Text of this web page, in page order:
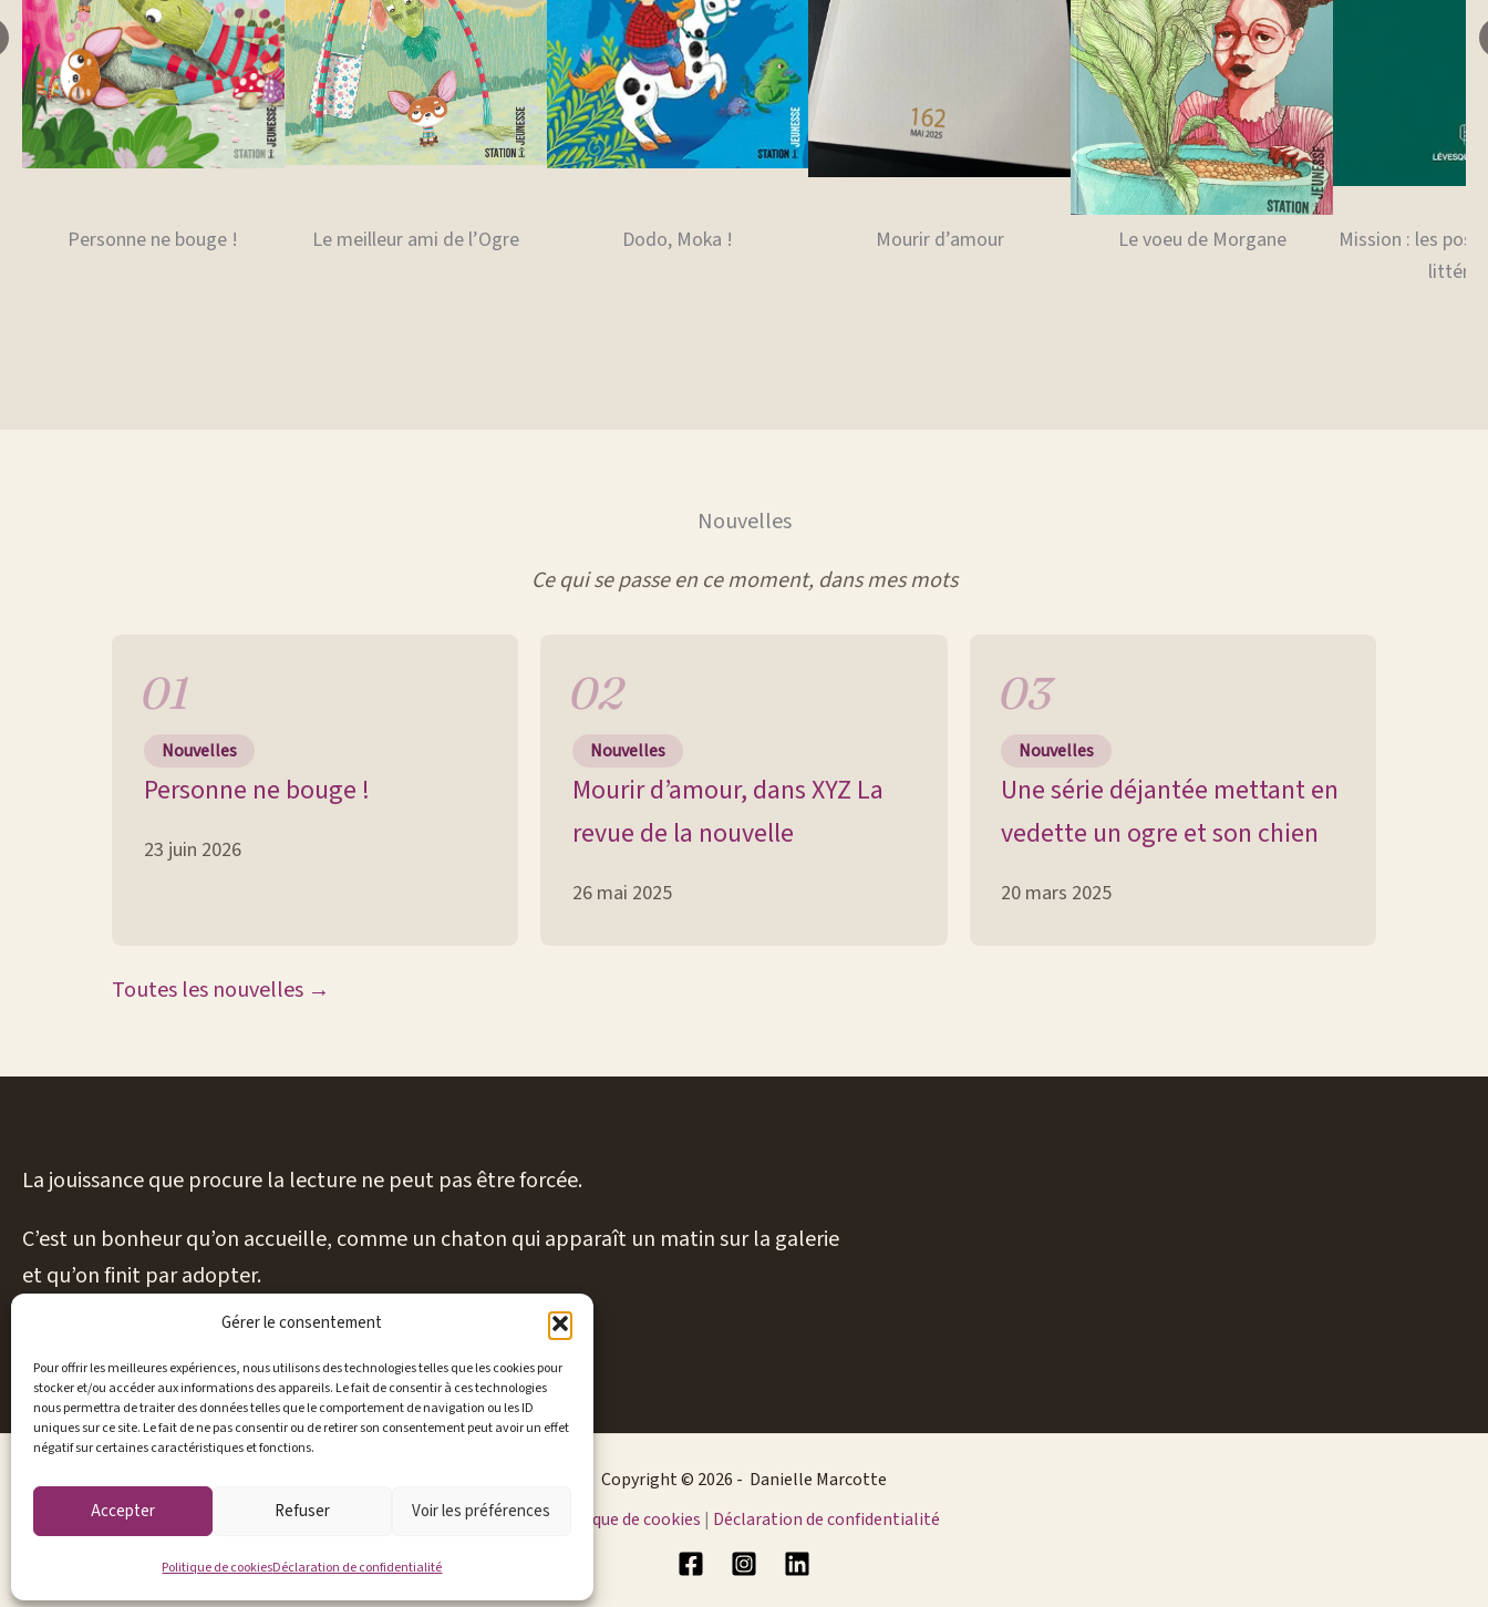
Gérer le consentement
Pour offrir les meilleures expériences, nous utilisons des technologies telles que les cookies pour
stocker et/ou accéder aux informations des appareils. Le fait de consentir à ces technologies
nous permettra de traiter des données telles que le comportement de navigation ou les ID
uniques sur ce site. Le fait de ne pas consentir ou de retirer son consentement peut avoir un effet
négatif sur certaines caractéristiques et fonctions.
Accepter Refuser Voir les préférences
Politique de cookiesDéclaration de confidentialité
Personne ne bouge ! Le meilleur ami de l’Ogre Dodo, Moka ! Mourir d’amour Le voeu de Morgane
Mission : les
Nouvelles
Ce qui se passe en ce moment, dans mes mots
Nouvelles
Personne ne bouge !
23 juin 2026
Nouvelles
Mourir d’amour, dans XYZ La
revue de la nouvelle
26 mai 2025
Nouvelles
Une série déjantée mettant en
vedette un ogre et son chien
20 mars 2025
Toutes les nouvelles →
La jouissance que procure la lecture ne peut pas être forcée.
C’est un bonheur qu’on accueille, comme un chaton qui apparaît un matin sur la galerie
et qu’on finit par adopter.
Copyright © 2026 - Danielle Marcotte
Politique de cookies | Déclaration de confidentialité